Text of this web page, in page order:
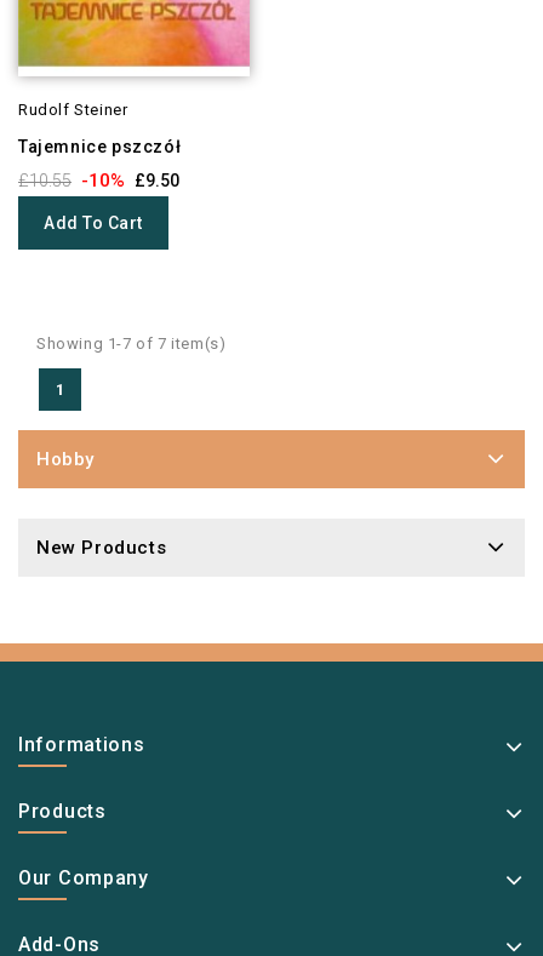
Rudolf Steiner
Tajemnice pszczół
£10.55 -10% £9.50
Add To Cart
Showing 1-7 of 7 item(s)
1
Hobby
New Products
Informations
Products
Our Company
Add-Ons